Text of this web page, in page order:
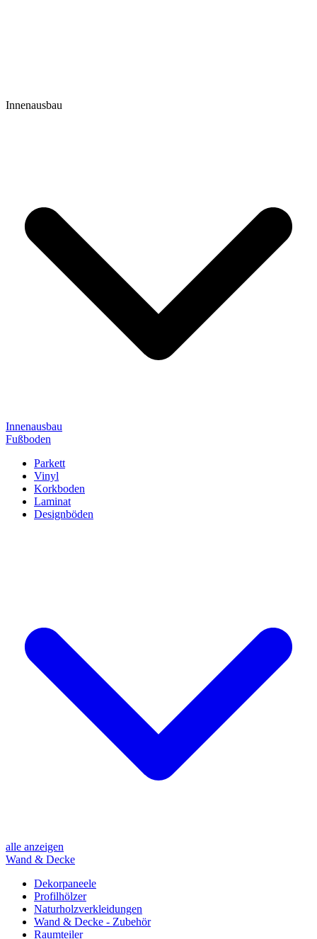
Innenausbau
Innenausbau
Fußboden
Parkett
Vinyl
Korkboden
Laminat
Designböden
alle anzeigen
Wand & Decke
Dekorpaneele
Profilhölzer
Naturholzverkleidungen
Wand & Decke - Zubehör
Raumteiler